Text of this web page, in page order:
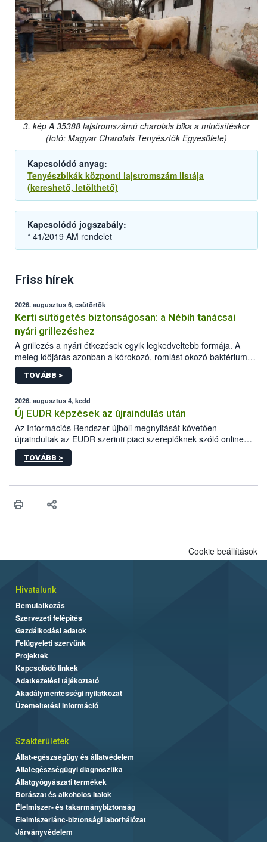
3. kép A 35388 lajstromszámú charolais bika a minősítéskor
(fotó: Magyar Charolais Tenyésztők Egyesülete)
Kapcsolódó anyag:
Tenyészbikák központi lajstromszám listája
(kereshető, letölthető)
Kapcsolódó jogszabály:
* 41/2019 AM rendelet
Friss hírek
2026. augusztus 6, csütörtök
Kerti sütögetés biztonságosan: a Nébih tanácsai
nyári grillezéshez
A grillezés a nyári étkezések egyik legkedveltebb formája. A
meleg időjárás azonban a kórokozó, romlást okozó baktériumok
gyorsabb szaporodásának is kedvez. A szabadtéri sütögetés
ezért nem csupán a megfelelő sütési technikáról szól: legalább
higiéniai szabályok betartása, a megfelelő hőkezelés, valamint a
maradékok szakszerű tárolása. A Nemzeti Élelmiszerlánc-
biztonsági Hivatal (Nébih) Oktatási Programja összegyűjtötte a
biztonságos grillezés legfontosabb tudnivalóit.
TOVÁBB >
2026. augusztus 4, kedd
Új EUDR képzések az újraindulás után
Az Információs Rendszer újbóli megnyitását követően
újraindultak az EUDR szerinti piaci szereplőknek szóló online
képzések.
TOVÁBB >
Cookie beállítások
Hivatalunk
Bemutatkozás
Szervezeti felépítés
Gazdálkodási adatok
Felügyeleti szervünk
Projektek
Kapcsolódó linkek
Adatkezelési tájékoztató
Akadálymentességi nyilatkozat
Üzemeltetési információ
Szakterületek
Állat-egészségügy és állatvédelem
Állategészségügyi diagnosztika
Állatgyógyászati termékek
Borászat és alkoholos italok
Élelmiszer- és takarmánybiztonság
Élelmiszerlánc-biztonsági laborhálózat
Járványvédelem